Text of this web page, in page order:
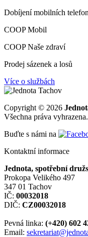
Dobíjení mobilních
COOP Mobil
COOP Naše zdraví
Prodej sázenek a losů
Více o službách
Copyright © 2026
Všechna práva vyhrazena.
Buďte s námi na
Kontaktní informace
Jednota, spotřební
Prokopa Velikého 497
347 01 Tachov
IČ: 00032018
DIČ: CZ00032018
Pevná linka: (+420) 602
Email: